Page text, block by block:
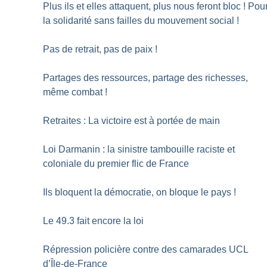
Plus ils et elles attaquent, plus nous feront bloc !
la solidarité sans failles du mouvement social !
Pas de retrait, pas de paix !
Partages des ressources, partage des richesses,
même combat !
Retraites : La victoire est à portée de main
Loi Darmanin : la sinistre tambouille raciste et
coloniale du premier flic de France
Ils bloquent la démocratie, on bloque le pays !
Le 49.3 fait encore la loi
Répression policière contre des camarades UCL
d’Île-de-France